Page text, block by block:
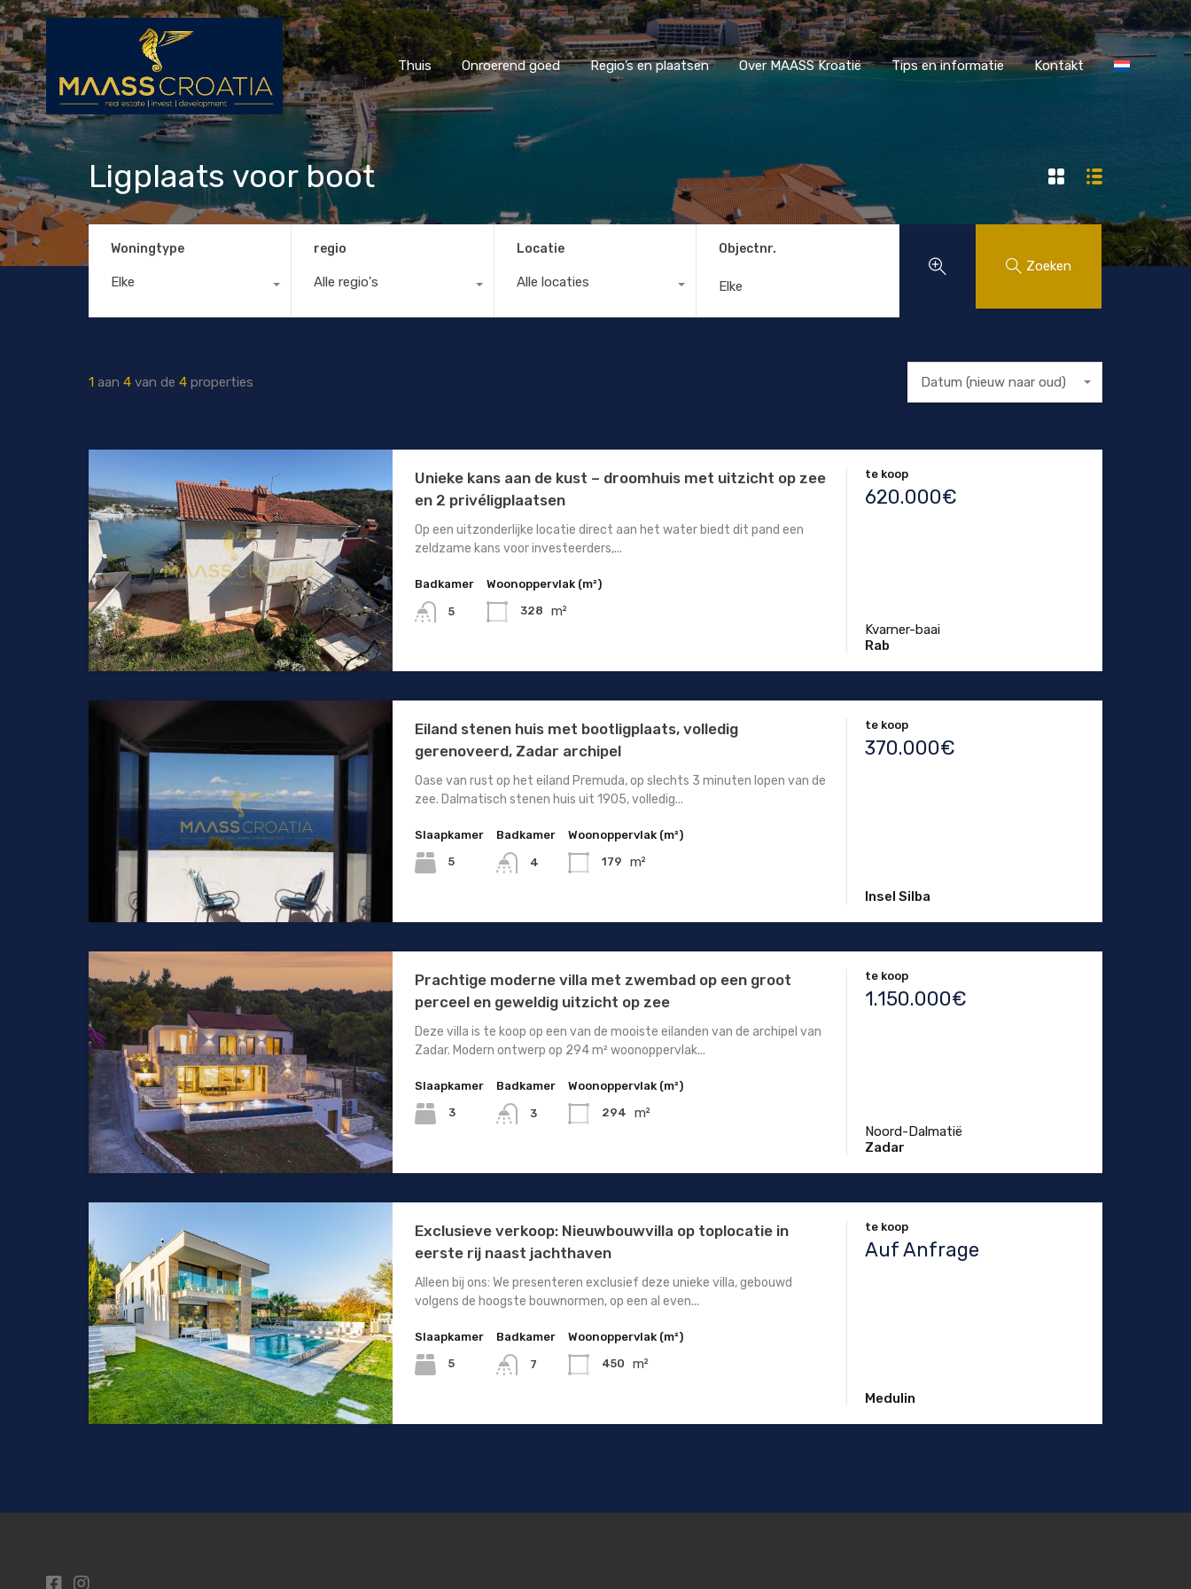
Thuis Onroerend goed Regio’s en plaatsen Over MAASS Kroatië Tips en informatie Kontakt
Thuis Onroerend goed Regio’s en plaatsen Over MAASS Kroatië Tips en informatie Kontakt
Ligplaats voor boot
Woningtype
Elke
regio
Alle regio's
Locatie
Alle locaties
Objectnr.
Zoeken
1 aan 4 van de 4 properties Datum (nieuw naar oud)
Unieke kans aan de kust – droomhuis met uitzicht op zee
en 2 privéligplaatsen
Op een uitzonderlijke locatie direct aan het water biedt dit pand een
zeldzame kans voor investeerders,...
Badkamer
5
Woonoppervlak (m²)
328 m²
te koop
620.000€
Kvarner-baai
Rab
Eiland stenen huis met bootligplaats, volledig
gerenoveerd, Zadar archipel
Oase van rust op het eiland Premuda, op slechts 3 minuten lopen van de
zee. Dalmatisch stenen huis uit 1905, volledig...
Slaapkamer
5
Badkamer
4
Woonoppervlak (m²)
179 m²
te koop
370.000€
Insel Silba
Prachtige moderne villa met zwembad op een groot
perceel en geweldig uitzicht op zee
Deze villa is te koop op een van de mooiste eilanden van de archipel van
Zadar. Modern ontwerp op 294 m² woonoppervlak...
Slaapkamer
3
Badkamer
3
Woonoppervlak (m²)
294 m²
te koop
1.150.000€
Noord-Dalmatië
Zadar
Exclusieve verkoop: Nieuwbouwvilla op toplocatie in
eerste rij naast jachthaven
Alleen bij ons: We presenteren exclusief deze unieke villa, gebouwd
volgens de hoogste bouwnormen, op een al even...
Slaapkamer
5
Badkamer
7
Woonoppervlak (m²)
450 m²
te koop
Auf Anfrage
Medulin